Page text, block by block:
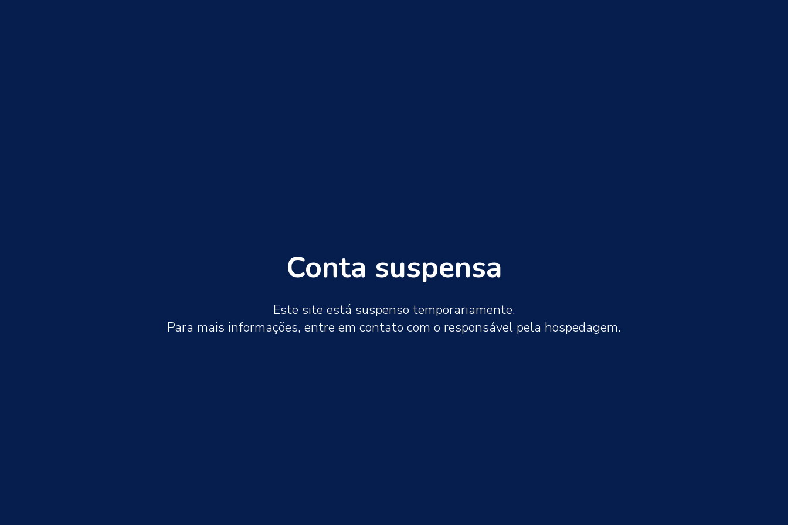
Conta suspensa
Este site está suspenso temporariamente.
Para mais informações, entre em contato com o responsável pela hospedagem.